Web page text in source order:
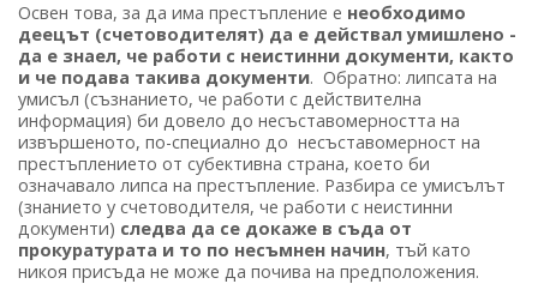
Освен това, за да има престъпление е необходимо
деецът (счетоводителят) да е действал умишлено -
да е знаел, че работи с неистинни документи, както
и че подава такива документи. Обратно: липсата на
умисъл (съзнанието, че работи с действителна
информация) би довело до несъставомерността на
извършеното, по-специално до несъставомерност на
престъплението от субективна страна, което би
означавало липса на престъпление. Разбира се умисълът
(знанието у счетоводителя, че работи с неистинни
документи) следва да се докаже в съда от
прокуратурата и то по несъмнен начин, тъй като
никоя присъда не може да почива на предположения.